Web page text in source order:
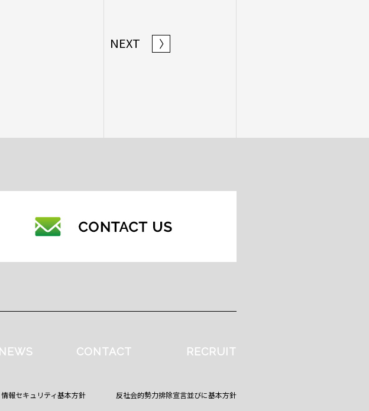
NEXT 〉
NEWS CONTACT RECRUIT
情報セキュリティ基本方針 反社会的勢力排除宣言並びに基本方針